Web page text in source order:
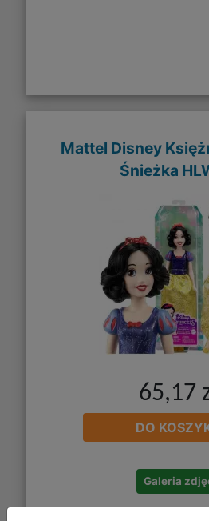
Mattel Disney
Śnieżka
65,17
DO
Galeria